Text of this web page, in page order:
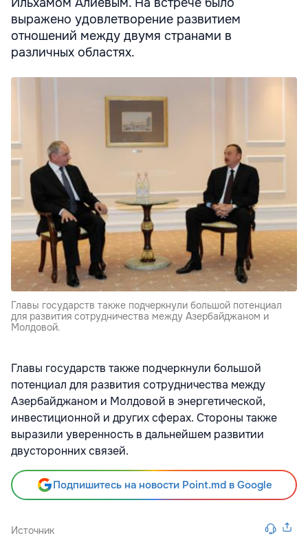
Ильхамом Алиевым. На встрече было
выражено удовлетворение развитием
отношений между двумя странами в
различных областях.
Главы государств также подчеркнули большой потенциал
для развития сотрудничества между Азербайджаном и
Молдовой.
Главы государств также подчеркнули большой
потенциал для развития сотрудничества между
Азербайджаном и Молдовой в энергетической,
инвестиционной и других сферах. Стороны также
выразили уверенность в дальнейшем развитии
двусторонних связей.
Подпишитесь на новости Point.md в Google
Источник